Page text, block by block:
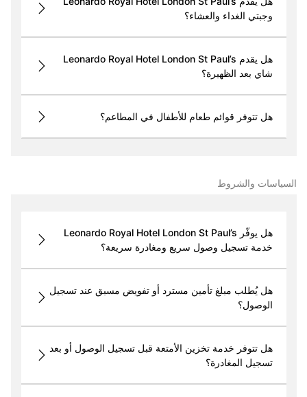
وجبتي الغداء والعشاء؟
هل يقدم Leonardo Royal Hotel London St Paul’s
شاي بعد الظهيرة؟
هل تتوفر قوائم طعام للأطفال في المطاعم؟
السياسات والشروط
هل يوفّر Leonardo Royal Hotel London St Paul’s
خدمة تسجيل وصول سريع ومغادرة سريعة؟
هل يُطلب مبلغ تأمين مسترد أو تفويض مسبق عند تسجيل
الوصول؟
هل تتوفر خدمة تخزين الأمتعة قبل تسجيل الوصول أو بعد
تسجيل المغادرة؟